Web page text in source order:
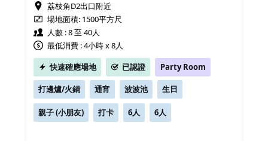
荔枝角D2出口附近
場地面積: 1500平方尺
人數 : 8 至 40人
最低消費 : 4小時 x 8人
快速確應場地
已認證 Party Room
打邊爐/火鍋 通宵 波波池 生日
親子 (小朋友) 打卡 6人 6人